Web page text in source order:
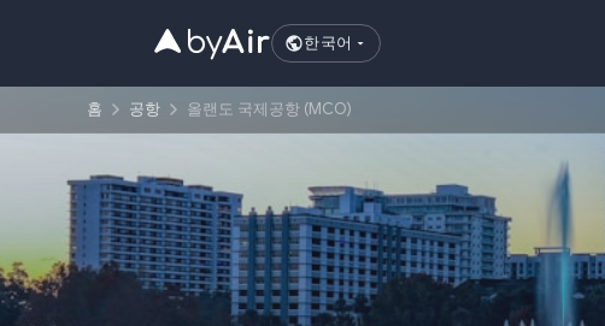
한국어
홈 공항 올랜도 국제공항 (MCO)